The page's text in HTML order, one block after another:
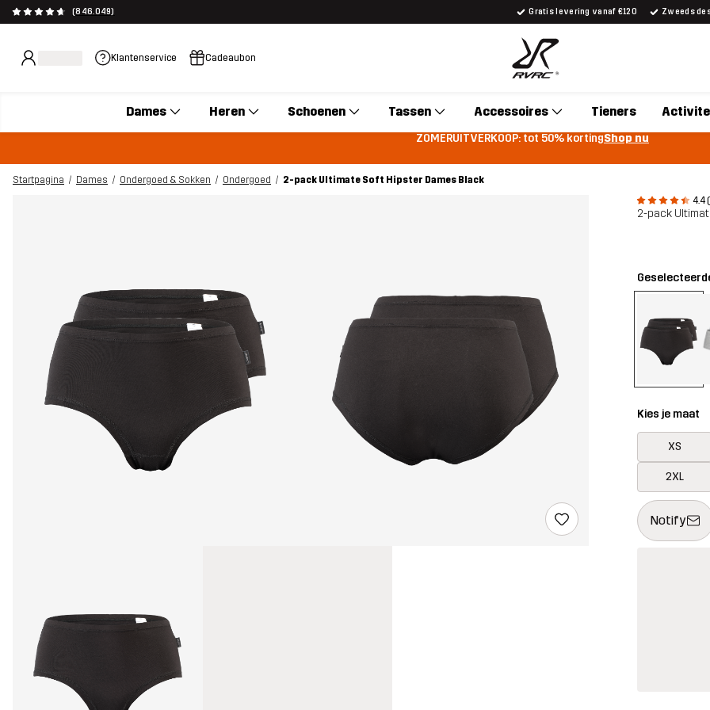
(846.049) Gratis levering vanaf €120 Zweeds
Klantenservice Cadeaubon
Dames Heren Schoenen Tassen Accessoires Tieners
ZOMERUITVERKOOP: tot 50% kortingShop nu
Startpagina Dames Ondergoed & Sokken Ondergoed
2-pack Ultimate Soft Hipster Dames Black
4.4
2-pack
Kies je maat
XS
2XL
Notify
Deze knop
{{size}} niet